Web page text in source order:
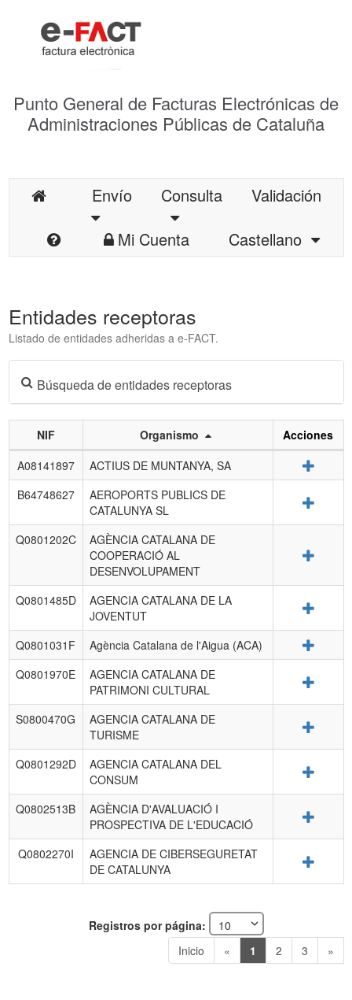
Punto General de Facturas Electrónicas de
Administraciones Públicas de Cataluña
Envío Consulta
Validación
Mi Cuenta
Castellano
Entidades receptoras
Listado de entidades adheridas a e-FACT.
Búsqueda de entidades receptoras
Listado
de
entidades
NIF Organismo
Acciones
A08141897
ACTIUS DE MUNTANYA, SA
B64748627
AEROPORTS PUBLICS DE
CATALUNYA SL
Q0801202C
AGÈNCIA CATALANA DE
COOPERACIÓ AL
DESENVOLUPAMENT
Q0801485D
AGENCIA CATALANA DE LA
JOVENTUT
Q0801031F Agència Catalana de l'Aigua (ACA)
Q0801970E
AGENCIA CATALANA DE
PATRIMONI CULTURAL
S0800470G
AGENCIA CATALANA DE
TURISME
Q0801292D
AGENCIA CATALANA DEL
CONSUM
Q0802513B
AGÈNCIA D'AVALUACIÓ I
PROSPECTIVA DE L'EDUCACIÓ
Q0802270I
AGENCIA DE CIBERSEGURETAT
DE CATALUNYA
Registros por página:
Inicio
« 1 2 3 »